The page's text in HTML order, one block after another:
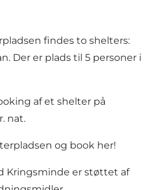
findes to shelters:
Der er plads til 5 personer i
af et shelter på
nat.
og book her!
Kringsminde er støttet af